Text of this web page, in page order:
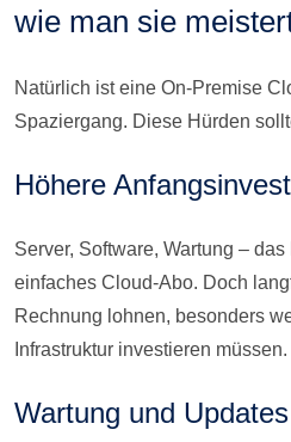
wie man sie
Natürlich ist eine On-Premise
Spaziergang. Diese Hürden
Höhere
Server, Software, Wartung –
einfaches Cloud-Abo. Doch
Rechnung lohnen, besonders
Infrastruktur investieren müssen.
Wartung und